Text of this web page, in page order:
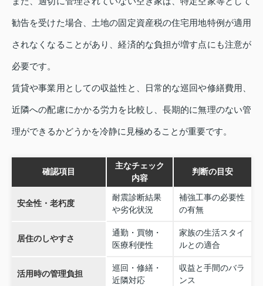
勧告を受けた場合、土地の固定資産税の住宅用地特例が適用
されなくなることがあり、経済的な負担が増す点にも注意が
必要です。
賃貸や事業用としての収益性と、日常的な巡回や修繕費用、
近隣への配慮にかかる労力を比較し、長期的に無理のない管
理ができるかどうかを冷静に見極めることが重要です。
確認項目
主なチェック
内容
判断の目安
安全性・老朽度
耐震診断結果
や劣化状況
補強工事の必要性
の有無
居住のしやすさ
通勤・買物・
医療利便性
家族の生活スタイ
ルとの適合
活用時の管理負担
巡回・修繕・
近隣対応
収益と手間のバラ
ンス